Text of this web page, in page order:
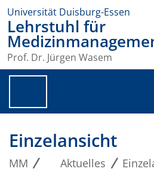
Universität Duisburg-Essen
Lehrstuhl für
Prof. Dr. Jürgen Wasem
Einzelansicht
MM Aktuelles